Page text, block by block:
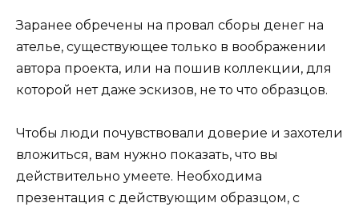
Заранее обречены на провал сборы денег на
ателье, существующее только в воображении
автора проекта, или на пошив коллекции, для
которой нет даже эскизов, не то что образцов.
Чтобы люди почувствовали доверие и захотели
вложиться, вам нужно показать, что вы
действительно умеете. Необходима
презентация с действующим образцом, с